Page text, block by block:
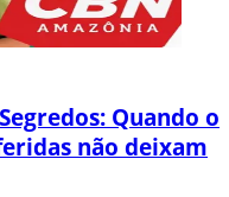
Quando o
não deixam